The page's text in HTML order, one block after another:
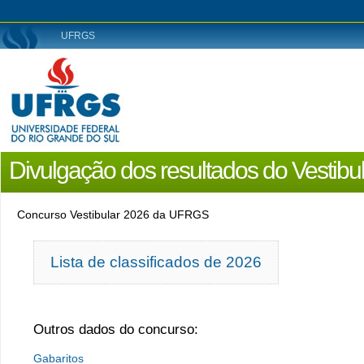
UFRGS
Divulgação dos resultados do
Concurso Vestibular 2026 da UFRGS
Lista de classificados de 2026
Outros dados do concurso:
Gabaritos